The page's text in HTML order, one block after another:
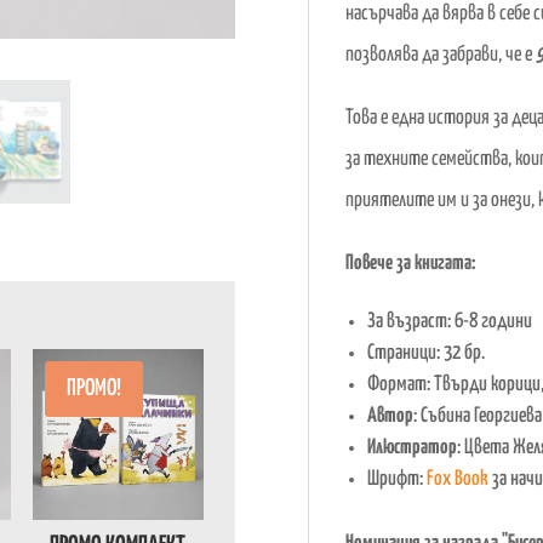
ПРОМО!
насърчава да вярва в
позволява да забрави, че е
Това е една история за
за техните семейства,
приятелите им и за
Повече за книгата:
За възраст: 6-8 години
Страници: 32 бр.
Формат: Твърди корици,
Автор: Събина Георгиева
Илюстратор: Цвета
Шрифт:Fox Bookза